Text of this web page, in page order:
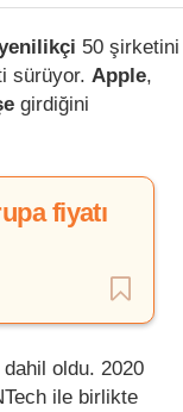
50 şirketini
sürüyor. Apple,
girdiğini
fiyatı
oldu. 2020
ile birlikte